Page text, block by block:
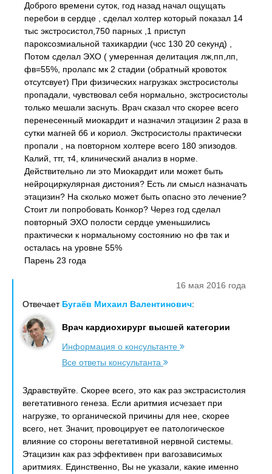
Доброго времени суток, год назад начал ощущать
перебои в сердце , сделал холтер который показал 14
тыс экстросистол,750 парных ,1 приступ
пароксозмиальной тахикардии (чсс 130 20 секунд) ,
Потом сделал ЭХО ( умеренная делитация лж,пп,лп,
фв=55%, пролапс мк 2 стадии (обратный кровоток
отсутсвует) При физических нагрузках экстросистолы
пропадали, чувствовал себя нормально, экстросистолы
только мешали заснуть. Врач сказал что скорее всего
перенесенный миокардит и назначил этацизин 2 раза в
сутки магней б6 и кориол. Экстросистолы практически
пропали , на повторном холтере всего 180 эпизодов.
Калий, ттг, т4, клинический анализ в норме.
Действительно ли это Миокардит или может быть
нейроциркулярная дистония? Есть ли смысл назначать
этацизин? На сколько может быть опасно это лечение?
Стоит ли попробовать Конкор? Через год сделал
повторный ЭХО полости сердце уменьшились
практически к нормальному состоянию но фв так и
осталась на уровне 55%
Парень 23 года
16 мая 2016 года
Отвечает Бугаёв Михаил Валентинович:
Врач кардиохирург высшей категории
Информация о консультанте
Все ответы консультанта
Здравствуйте. Скорее всего, это как раз экстрасистолия
вегетативного генеза. Если аритмия исчезает при
нагрузке, то органической причины для нее, скорее
всего, нет. Значит, провоцирует ее патологическое
влияние со стороны вегетативной нервной системы.
Этацизин как раз эффективен при вагозависимых
аритмиях. Единственно, Вы не указали, какие именно